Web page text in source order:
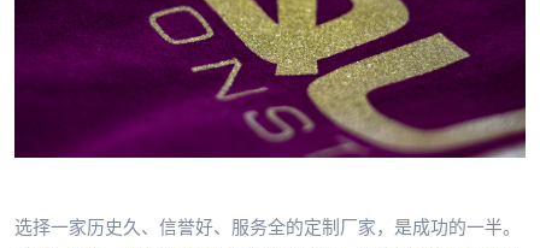
选择一家历史久、信誉好、服务全的定制厂家，是成功的一半。